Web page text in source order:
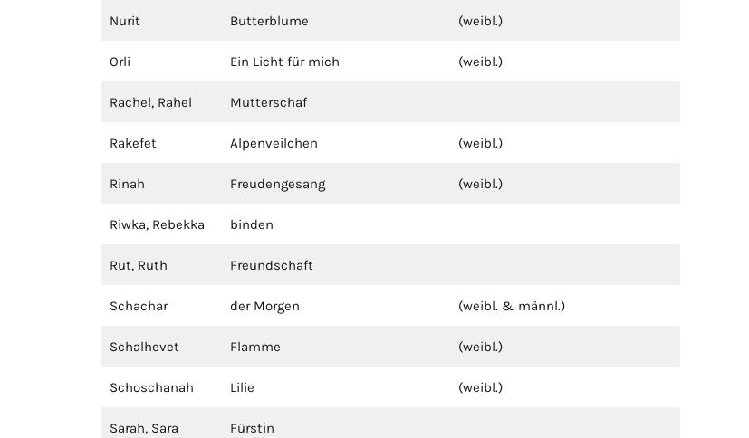
Nurit Butterblume (weibl.)
Orli Ein Licht für mich (weibl.)
Rachel, Rahel Mutterschaf
Rakefet Alpenveilchen (weibl.)
Rinah Freudengesang (weibl.)
Riwka, Rebekka binden
Rut, Ruth Freundschaft
Schachar der Morgen (weibl. & männl.)
Schalhevet Flamme (weibl.)
Schoschanah Lilie (weibl.)
Sarah, Sara Fürstin